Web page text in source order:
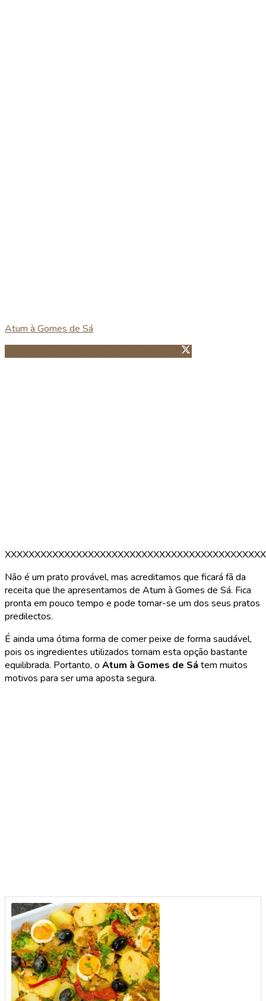
Atum à Gomes de Sá
Guardar no Pinterest
Não é um prato provável, mas acreditamos que ficará fã da
receita que lhe apresentamos de Atum à Gomes de Sá. Fica
pronta em pouco tempo e pode tornar-se um dos seus pratos
predilectos.
É ainda uma ótima forma de comer peixe de forma saudável,
pois os ingredientes utilizados tornam esta opção bastante
equilibrada. Portanto, o Atum à Gomes de Sá tem muitos
motivos para ser uma aposta segura.